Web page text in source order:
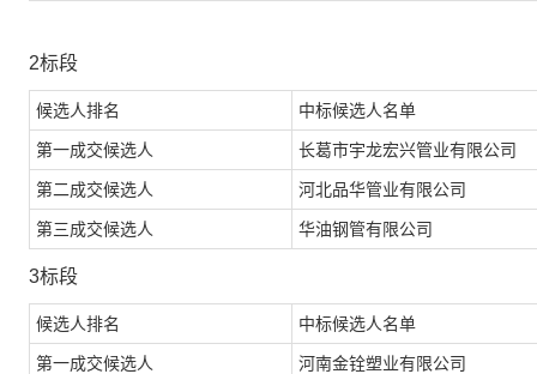
2标段
候选人排名 中标候选人名单
第一成交候选人 长葛市宇龙宏兴管业有限公司
第二成交候选人 河北品华管业有限公司
第三成交候选人 华油钢管有限公司
3标段
候选人排名 中标候选人名单
第一成交候选人 河南金铨塑业有限公司